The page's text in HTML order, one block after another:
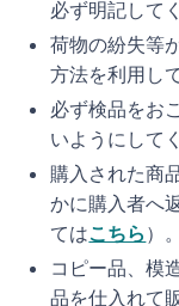
必ず明記して
荷物の紛失等
方法を利用し
必ず検品をお
いようにして
購入された商
かに購入者へ
てはこちら ）。
コピー品、模
品を仕入れて